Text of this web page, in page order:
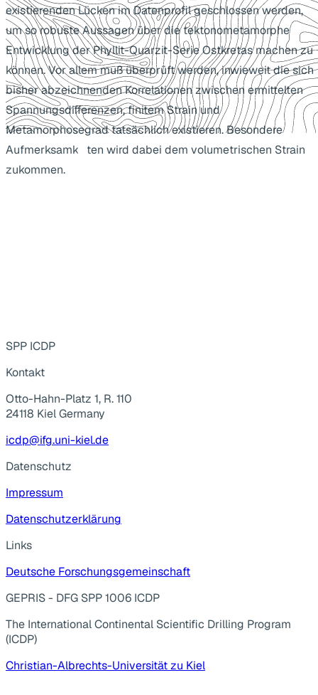
existierenden Lücken im Datenprofil geschlossen werden,
um so robuste Aussagen über die tektonometamorphe
Entwicklung der Phyllit-Quarzit-Serie Ostkretas machen zu
können. Vor allem muß überprüft werden, inwieweit die sich
bisher abzeichnenden Korrelationen zwischen ermittelten
Spannungsdifferenzen, finitem Strain und
Metamorphosegrad tatsächlich existieren. Besondere
Aufmerksamkeiten wird dabei dem volumetrischen Strain
zukommen.
SPP ICDP
Kontakt
Otto-Hahn-Platz 1, R. 110
24118 Kiel Germany
icdp@ifg.uni-kiel.de
Datenschutz
Impressum
Datenschutzerklärung
Links
Deutsche Forschungsgemeinschaft
GEPRIS - DFG SPP 1006 ICDP
The International Continental Scientific Drilling Program
(ICDP)
Christian-Albrechts-Universität zu Kiel